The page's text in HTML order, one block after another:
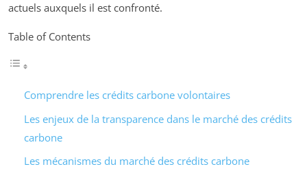
actuels auxquels il est confronté.
Table of Contents
Comprendre les crédits carbone volontaires
Les enjeux de la transparence dans le marché des crédits
carbone
Les mécanismes du marché des crédits carbone